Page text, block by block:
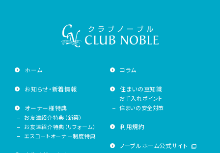
ホーム
お知らせ・新着情報
オーナー様特典
お友達紹介特典（新築）
お友達紹介特典（リフォーム）
エスコートオーナー制度特典
コラム
住まいの豆知識
お手入れポイント
住まいの安全対策
利用規約
ノーブルホーム公式サイト